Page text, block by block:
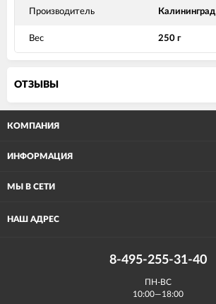
Производитель Калининград
Вес 250 г
ОТЗЫВЫ
КОМПАНИЯ
ИНФОРМАЦИЯ
МЫ В СЕТИ
НАШ АДРЕС
8-495-255-31-40
ПН-ВС
10:00—18:00